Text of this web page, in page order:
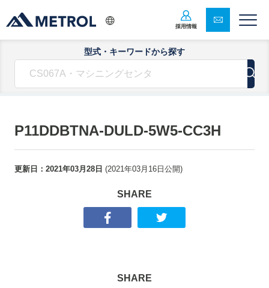
採用情報
型式・キーワードから探す
P11DDBTNA-DULD-5W5-CC3H
更新日： 2021年03月28日 (2021年03月16日 公開)
SHARE
SHARE